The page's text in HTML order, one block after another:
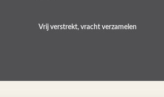
Vrij verstrekt, vracht verzamelen